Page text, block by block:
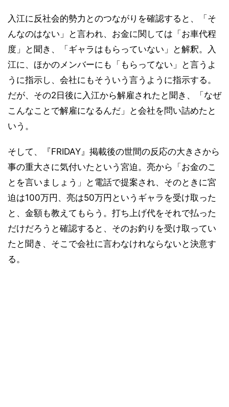
入江に反社会的勢力とのつながりを確認すると、「そ
んなのはない」と言われ、お金に関しては「お車代程
度」と聞き、「ギャラはもらっていない」と解釈。入
江に、ほかのメンバーにも「もらってない」と言うよ
うに指示し、会社にもそういう言うように指示する。
だが、その2日後に入江から解雇されたと聞き、「なぜ
こんなことで解雇になるんだ」と会社を問い詰めたと
いう。
そして、『FRIDAY』掲載後の世間の反応の大きさから
事の重大さに気付いたという宮迫。亮から「お金のこ
とを言いましょう」と電話で提案され、そのときに宮
迫は100万円、亮は50万円というギャラを受け取った
と、金額も教えてもらう。打ち上げ代をそれで払った
だけだろうと確認すると、そのお釣りを受け取ってい
たと聞き、そこで会社に言わなけれならないと決意す
る。